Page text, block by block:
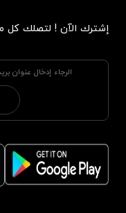
إشترك الآن ! لتصلك كل